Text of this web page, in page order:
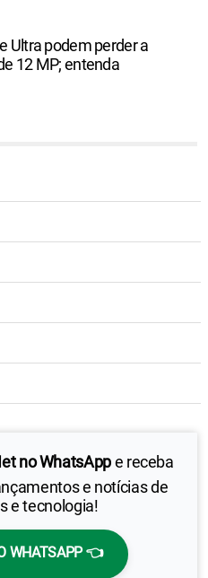
no WhatsAppe receba
e notícias de
e tecnologia!
WHATSAPP 👈
Ultra podem perder a
12 MP; entenda